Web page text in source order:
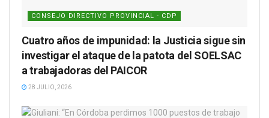
CONSEJO DIRECTIVO PROVINCIAL - CDP
Cuatro años de impunidad: la Justicia sigue sin
investigar el ataque de la patota del SOELSAC
a trabajadoras del PAICOR
28 JULIO, 2026